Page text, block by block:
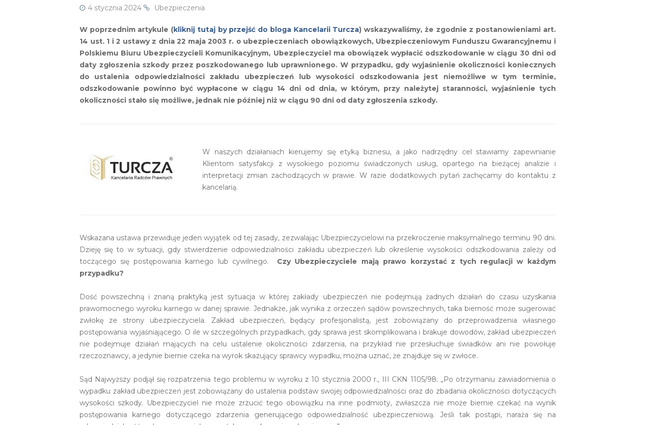
4 stycznia 2024 Ubezpieczenia
W poprzednim artykule (kliknij tutaj by przejść do bloga Kancelarii Turcza) wskazywaliśmy, że zgodnie z postanowieniami art.
14 ust. 1 i 2 ustawy z dnia 22 maja 2003 r. o ubezpieczeniach obowiązkowych, Ubezpieczeniowym Funduszu Gwarancyjnemu i
Polskiemu Biuru Ubezpieczycieli Komunikacyjnym, Ubezpieczyciel ma obowiązek wypłacić odszkodowanie w ciągu 30 dni od
daty zgłoszenia szkody przez poszkodowanego lub uprawnionego. W przypadku, gdy wyjaśnienie okoliczności koniecznych
do ustalenia odpowiedzialności zakładu ubezpieczeń lub wysokości odszkodowania jest niemożliwe w tym terminie,
odszkodowanie powinno być wypłacone w ciągu 14 dni od dnia, w którym, przy należytej staranności, wyjaśnienie tych
okoliczności stało się możliwe, jednak nie później niż w ciągu 90 dni od daty zgłoszenia szkody.
W naszych działaniach kierujemy się etyką biznesu, a jako nadrzędny cel stawiamy zapewnianie
Klientom satysfakcji z wysokiego poziomu świadczonych usług, opartego na bieżącej analizie i
interpretacji zmian zachodzących w prawie. W razie dodatkowych pytań zachęcamy do kontaktu z
kancelarią.
Wskazana ustawa przewiduje jeden wyjątek od tej zasady, zezwalając Ubezpieczycielowi na przekroczenie maksymalnego terminu 90 dni.
Dzieję się to w sytuacji, gdy stwierdzenie odpowiedzialności zakładu ubezpieczeń lub określenie wysokości odszkodowania zależy od
toczącego się postępowania karnego lub cywilnego. Czy Ubezpieczyciele mają prawo korzystać z tych regulacji w każdym
przypadku?
Dość powszechną i znaną praktyką jest sytuacja w której zakłady ubezpieczeń nie podejmują żadnych działań do czasu uzyskania
prawomocnego wyroku karnego w danej sprawie. Jednakże, jak wynika z orzeczeń sądów powszechnych, taka bierność może sugerować
zwłokę ze strony ubezpieczyciela. Zakład ubezpieczeń, będący profesjonalistą, jest zobowiązany do przeprowadzenia własnego
postępowania wyjaśniającego. O ile w szczególnych przypadkach, gdy sprawa jest skomplikowana i brakuje dowodów, zakład ubezpieczeń
nie podejmuje działań mających na celu ustalenie okoliczności zdarzenia, na przykład nie przesłuchuje świadków ani nie powołuje
rzeczoznawcy, a jedynie biernie czeka na wyrok skazujący sprawcy wypadku, można uznać, że znajduje się w zwłoce.
Sąd Najwyższy podjął się rozpatrzenia tego problemu w wyroku z 10 stycznia 2000 r., III CKN 1105/98: „Po otrzymaniu zawiadomienia o
wypadku zakład ubezpieczeń jest zobowiązany do ustalenia podstaw swojej odpowiedzialności oraz do zbadania okoliczności dotyczących
wysokości szkody. Ubezpieczyciel nie może zrzucić tego obowiązku na inne podmioty, zwłaszcza nie może biernie czekać na wynik
postępowania karnego dotyczącego zdarzenia generującego odpowiedzialność ubezpieczeniową. Jeśli tak postąpi, naraża się na